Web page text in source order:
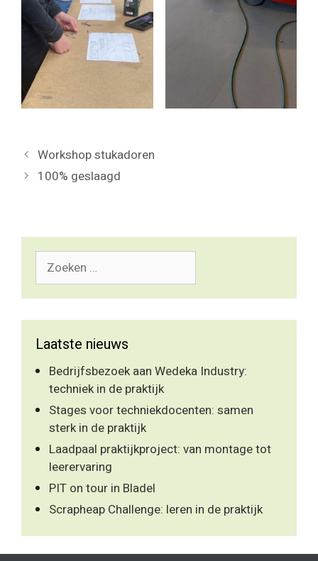
Workshop stukadoren
100% geslaagd
Zoek
naar:
Laatste nieuws
Bedrijfsbezoek aan Wedeka Industry:
techniek in de praktijk
Stages voor techniekdocenten: samen
sterk in de praktijk
Laadpaal praktijkproject: van montage tot
leerervaring
PIT on tour in Bladel
Scrapheap Challenge: leren in de praktijk